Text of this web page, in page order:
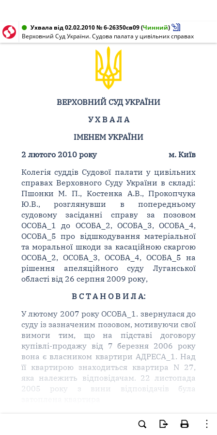
Ухвала від 02.02.2010 № 6-26350св09(Чинний)
Верховний Суд України. Судова палата у цивільних справах
ВЕРХОВНИЙ СУД УКРАЇНИ
У Х В А Л А
ІМЕНЕМ УКРАЇНИ
2 лютого 2010 року
м. Київ
Колегія суддів Судової палати у цивільних
справах Верховного Суду України в складі:
Пшонки М. П., Костенка А.В., Прокопчука
Ю.В., розглянувши в попередньому
судовому засіданні справу за позовом
ОСОБА_1 до ОСОБА_2, ОСОБА_3, ОСОБА_4,
ОСОБА_5 про відшкодування матеріальної
та моральної шкоди за касаційною скаргою
ОСОБА_2, ОСОБА_3, ОСОБА_4, ОСОБА_5 на
рішення апеляційного суду Луганської
області від 26 серпня 2009 року,
В С Т А Н О В И Л А:
У лютому 2007 року ОСОБА_1. звернулася до
суду із зазначеним позовом, мотивуючи свої
вимоги тим, що на підставі договору
купівлі-продажу від 7 березня 2006 року
вона є власником квартири АДРЕСА_1. Над
її квартирою знаходиться квартира N 27,
яка належить відповідачам. 22 листопада
2005 року з вини відповідачів була